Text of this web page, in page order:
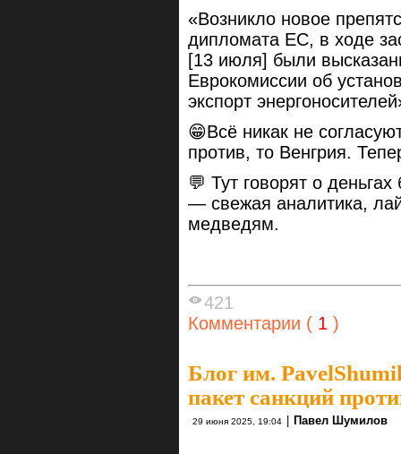
«Возникло новое
дипломата ЕС, в ходе
[13 июля] были
Еврокомиссии об
экспорт
😁Всё никак не
против, то Венгрия.
💬 Тут говорят о деньгах
— свежая аналитика,
медведям.
421
Комментарии ( 1 )
Блог им.
пакет санкций
29 июня 2025, 19:04 | Павел Шумилов